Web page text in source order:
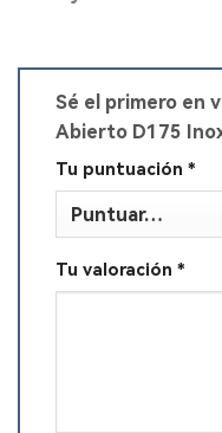
Sé el primero en
Abierto D175
Tu puntuación *
Tu valoración *